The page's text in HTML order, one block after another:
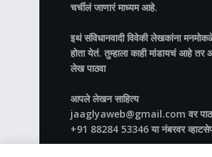
चर्चीलं जाणारं माध्यम आहे.
इथं संविधानवादी विवेकी लेखकांना
होता येतं. तुम्हाला काही मांडायचं आहे तर
लेख पाठवा
आपले लेखन साहित्य
jaaglyaweb@gmail.com वर
+91 88284 53346 या नंबरवर